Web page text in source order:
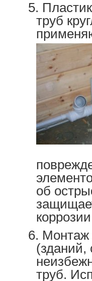
труб
об
Монтаж
(зданий,
труб.